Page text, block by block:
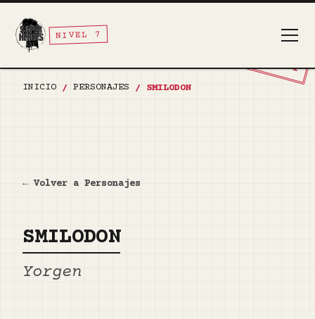
TOP SECRET
NIVEL 7
INICIO / PERSONAJES / SMILODON
← Volver a Personajes
SMILODON
Yorgen